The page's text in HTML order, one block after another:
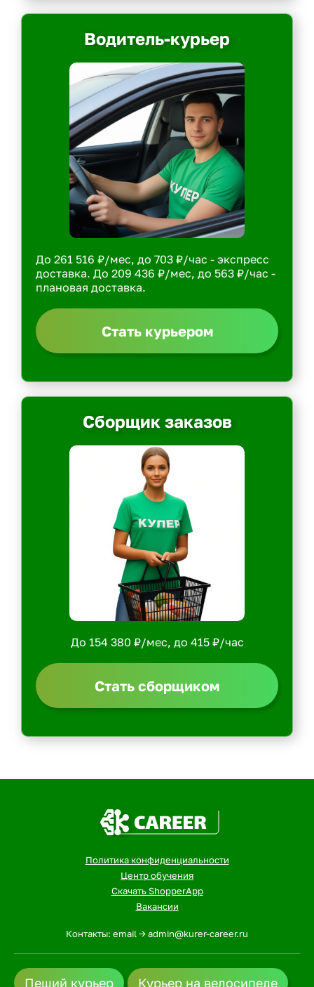
Водитель-курьер
До 261 516 ₽/мес, до 703 ₽/час - экспресс
доставка. До 209 436 ₽/мес, до 563 ₽/час -
плановая доставка.
Стать курьером
Сборщик заказов
До 154 380 ₽/мес, до 415 ₽/час
Стать сборщиком
Политика конфиденциальности
Центр обучения
Скачать ShopperApp
Вакансии
Контакты: email -> admin@kurer-career.ru
Пеший курьер Курьер на велосипеде